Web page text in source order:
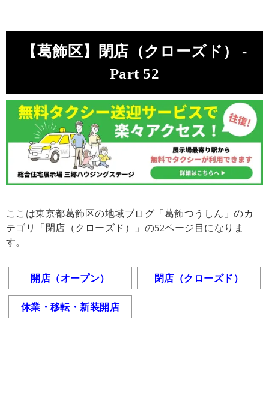
【葛飾区】閉店（クローズド） -
Part 52
ここは東京都葛飾区の地域ブログ「葛飾つうしん」のカ
テゴリ「閉店（クローズド）」の52ページ目になりま
す。
開店（オープン） 閉店（クローズド）
休業・移転・新装開店